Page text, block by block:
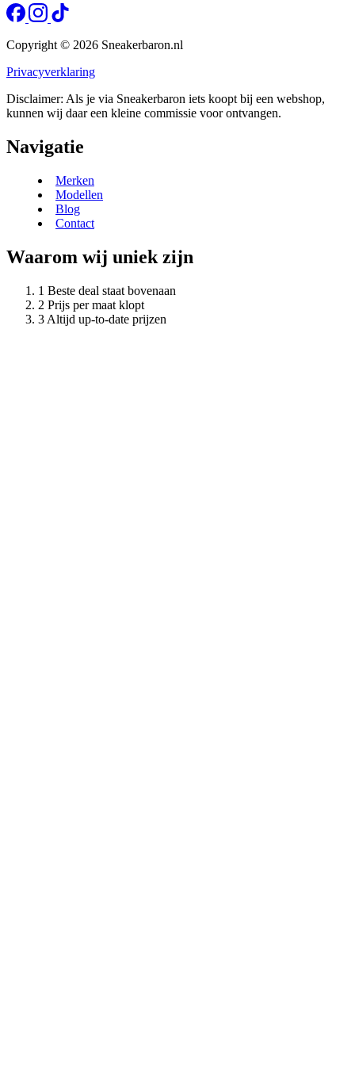
Copyright © 2026 Sneakerbaron.nl
Privacyverklaring
Disclaimer: Als je via Sneakerbaron iets koopt bij een webshop,
kunnen wij daar een kleine commissie voor ontvangen.
Navigatie
Merken
Modellen
Blog
Contact
Waarom wij uniek zijn
Beste deal staat bovenaan
Prijs per maat klopt
Altijd up-to-date prijzen